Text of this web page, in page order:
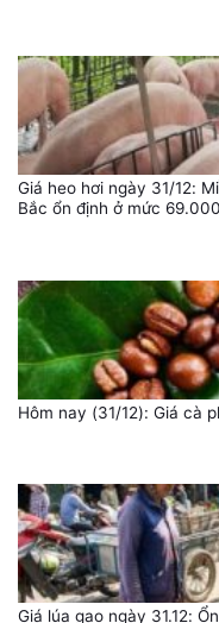
Giá heo hơi ngày 31/12:
Bắc ổn định ở mức
Hôm nay (31/12): Giá cà
Giá lúa gạo ngày 31.12: